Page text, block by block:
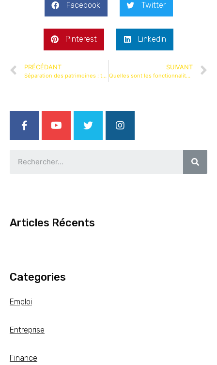
Facebook Twitter
Pinterest LinkedIn
PRÉCÉDANT
Séparation des patrimoines : tout savoir sur ce régime légal
SUIVANT
Quelles sont les fonctionnalités de Qonto et comment contacter son service client ?
Articles Récents
Categories
Emploi
Entreprise
Finance